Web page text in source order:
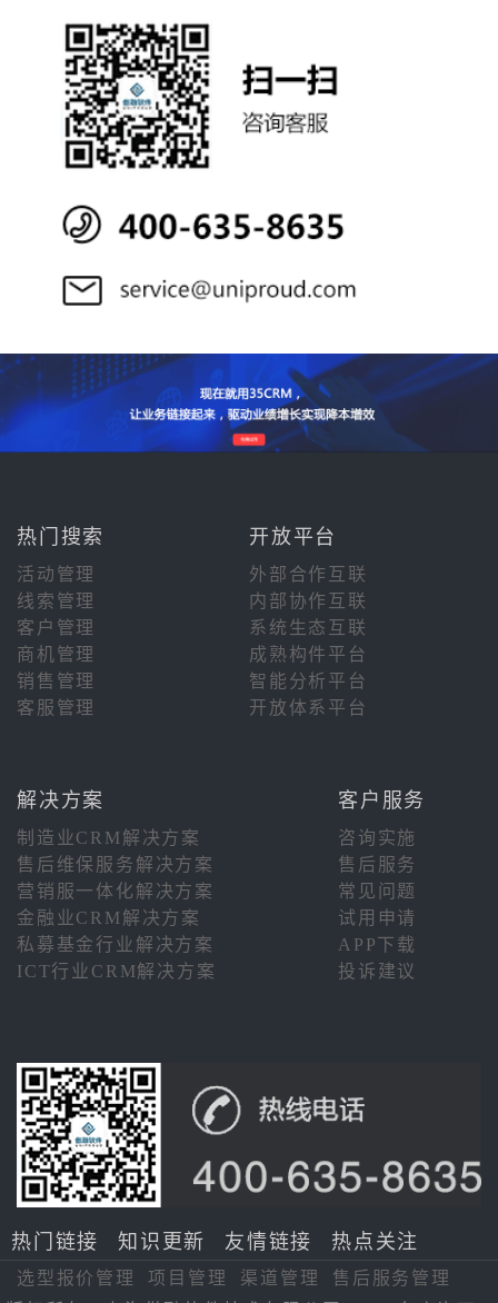
热门搜索 开放平台
活动管理
外部合作互联
线索管理
内部协作互联
客户管理
系统生态互联
商机管理
成熟构件平台
销售管理
智能分析平台
客服管理
开放体系平台
解决方案 客户服务
制造业CRM解决方案
咨询实施
售后维保服务解决方案
售后服务
营销服一体化解决方案
常见问题
金融业CRM解决方案
试用申请
私募基金行业解决方案
APP下载
ICT行业CRM解决方案
投诉建议
热门链接 知识更新 友情链接 热点关注
选型报价管理 项目管理 渠道管理
售后服务管理